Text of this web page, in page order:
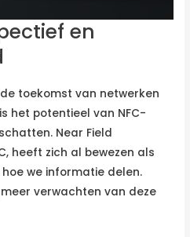
en
toekomst van netwerken
het potentieel van NFC-
Near Field
heeft zich al bewezen als
we informatie delen.
verwachten van deze